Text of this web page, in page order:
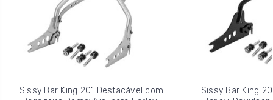
Sissy Bar King 20" Destacável com
Sissy Bar King